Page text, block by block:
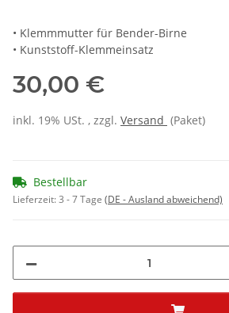
• Klemmmutter für Bender-Birne
• Kunststoff-Klemmeinsatz
30,00 €
inkl. 19% USt. , zzgl. Versand (Paket)
Bestellbar
Lieferzeit:3 - 7 Tage (DE - Ausland abweichend)